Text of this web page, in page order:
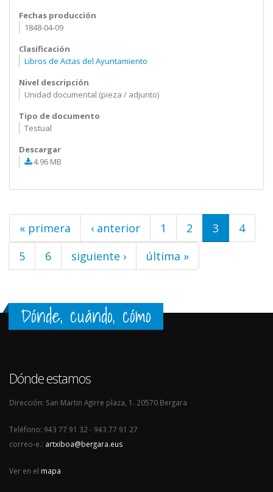
Fechas producción
1848-04-09
Clasificación
Libros de Actas del Ayuntamiento
Nivel descripción
Unidad documental (pieza / adjunto)
Tipo de documento
Testual
Descargar
4.96 MB
Páginas
« primera ‹ anterior 1 2 3
4
5
6 siguiente › última »
Dónde, cuándo, cómo
Dónde estamos
Dirección: San Martin Agirre plaza, 1. 20570 Bergara
Teléfono: 943 77 91 32 - 943 77 91 27
correo-e.: artxiboa@bergara.eus
Ver en el mapa